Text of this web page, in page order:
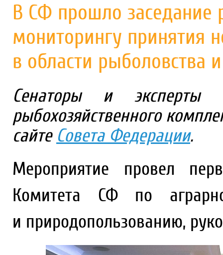
В СФ прошло заседание
мониторингу принятия
в области рыболовства
Сенаторы и эксперты
рыбохозяйственного
сайте Совета Федерации.
Мероприятие провел
Комитета СФ по
и природопользованию,